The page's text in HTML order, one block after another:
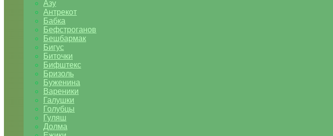
Азу
Антрекот
Бабка
Бефстроганов
Бешбармак
Бигус
Биточки
Бифштекс
Бризоль
Буженина
Вареники
Галушки
Голубцы
Гуляш
Долма